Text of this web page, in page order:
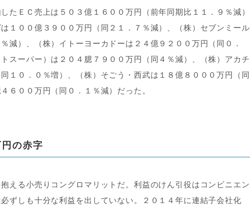
たＥＣ売上は５０３億１６００万円（前年同期比１１．９％減）
１００億３９００万円（同２１．７％減）、（株）セブンミール
減）、（株）イトーヨーカドーは２４億９２００万円（同０．
スーパー）は２０４臆７９００万円（同４％減）、（株）アカチ
１０．０％増）、（株）そごう・西武は１８億８０００万円（同
６００万円（同０．１％減）だった。
の赤字
える小売りコングロマリットだ。利益のけん引役はコンビニエン
ずしも十分な利益を出していない。２０１４年に連結子会社化